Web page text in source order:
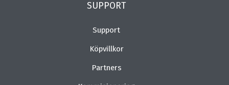
SUPPORT
Support
Köpvillkor
Partners